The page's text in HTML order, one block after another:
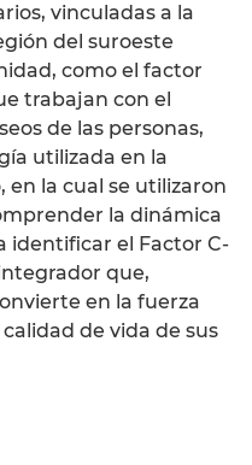
vinculadas a la
del suroeste
como el factor
trabajan con el
de las personas,
utilizada en la
la cual se utilizaron
la dinámica
identificar el Factor C-
que,
en la fuerza
de vida de sus